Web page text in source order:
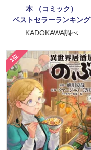
本 （コミック）
ベストセラーランキング
KADOKAWA調べ
1位